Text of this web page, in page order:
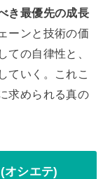
き最優先の成長
ーンと技術の価
ての自律性と、
ていく。これこ
求められる真の
オシエテ)